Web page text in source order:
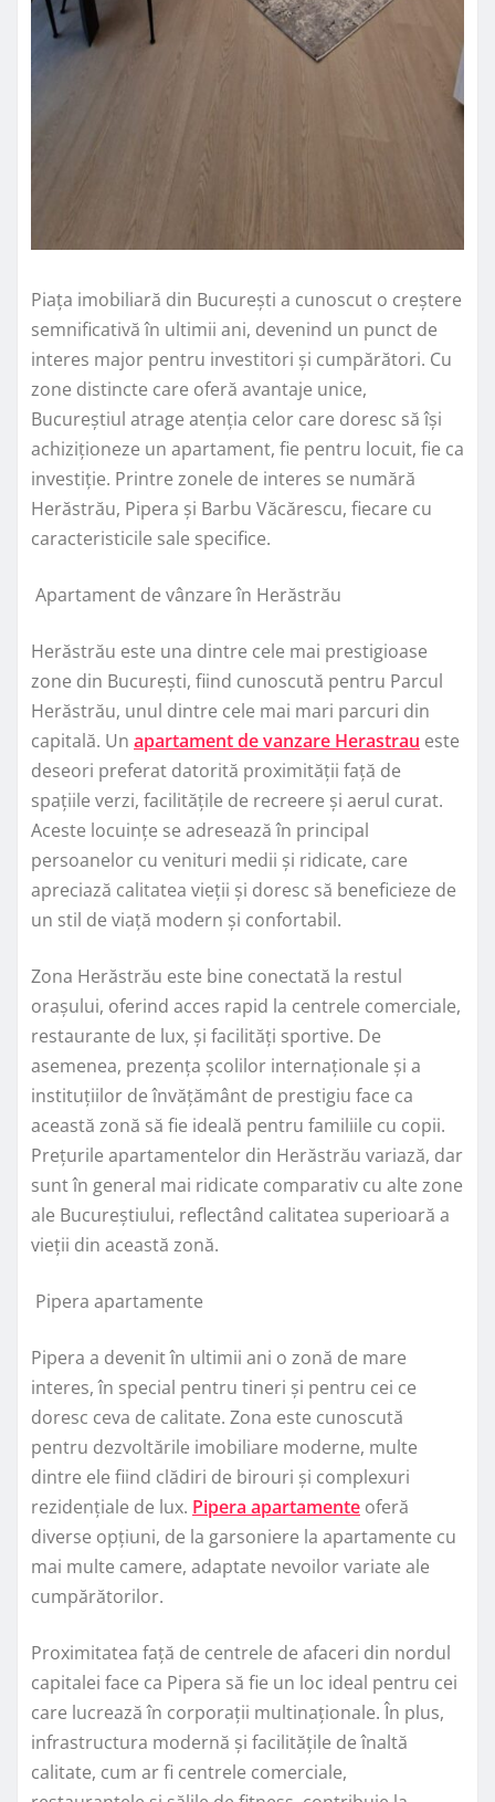
Piața imobiliară din București a cunoscut o creștere
semnificativă în ultimii ani, devenind un punct de
interes major pentru investitori și cumpărători. Cu
zone distincte care oferă avantaje unice,
Bucureștiul atrage atenția celor care doresc să își
achiziționeze un apartament, fie pentru locuit, fie ca
investiție. Printre zonele de interes se numără
Herăstrău, Pipera și Barbu Văcărescu, fiecare cu
caracteristicile sale specifice.
Apartament de vânzare în Herăstrău
Herăstrău este una dintre cele mai prestigioase
zone din București, fiind cunoscută pentru Parcul
Herăstrău, unul dintre cele mai mari parcuri din
capitală. Un apartament de vanzare Herastrau este
deseori preferat datorită proximității față de
spațiile verzi, facilitățile de recreere și aerul curat.
Aceste locuințe se adresează în principal
persoanelor cu venituri medii și ridicate, care
apreciază calitatea vieții și doresc să beneficieze de
un stil de viață modern și confortabil.
Zona Herăstrău este bine conectată la restul
orașului, oferind acces rapid la centrele comerciale,
restaurante de lux, și facilități sportive. De
asemenea, prezența școlilor internaționale și a
instituțiilor de învățământ de prestigiu face ca
această zonă să fie ideală pentru familiile cu copii.
Prețurile apartamentelor din Herăstrău variază, dar
sunt în general mai ridicate comparativ cu alte zone
ale Bucureștiului, reflectând calitatea superioară a
vieții din această zonă.
Pipera apartamente
Pipera a devenit în ultimii ani o zonă de mare
interes, în special pentru tineri și pentru cei ce
doresc ceva de calitate. Zona este cunoscută
pentru dezvoltările imobiliare moderne, multe
dintre ele fiind clădiri de birouri și complexuri
rezidențiale de lux. Pipera apartamente oferă
diverse opțiuni, de la garsoniere la apartamente cu
mai multe camere, adaptate nevoilor variate ale
cumpărătorilor.
Proximitatea față de centrele de afaceri din nordul
capitalei face ca Pipera să fie un loc ideal pentru cei
care lucrează în corporații multinaționale. În plus,
infrastructura modernă și facilitățile de înaltă
calitate, cum ar fi centrele comerciale,